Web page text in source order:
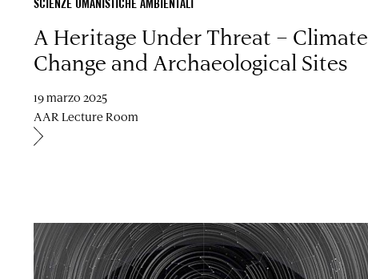
SCIENZE UMANISTICHE AMBIENTALI
A Heritage Under Threat – Climate
Change and Archaeological Sites
19 marzo 2025
AAR Lecture Room